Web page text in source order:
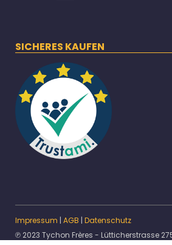
SICHERES KAUFEN
Impressum | AGB | Datenschutz
℗ 2023 Tychon Frères - Lütticherstrasse